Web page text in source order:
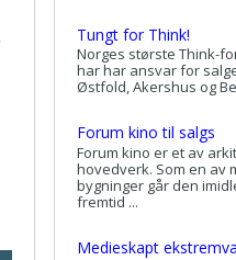
Tungt for Think!
Norges største Think-
har har ansvar for
Østfold, Akershus og
Forum kino til salgs
Forum kino er et av
hovedverk. Som en av
bygninger går den
fremtid ...
Medieskapt